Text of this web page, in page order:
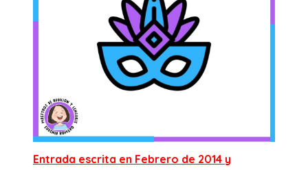
Entrada escrita en Febrero de 2014 y